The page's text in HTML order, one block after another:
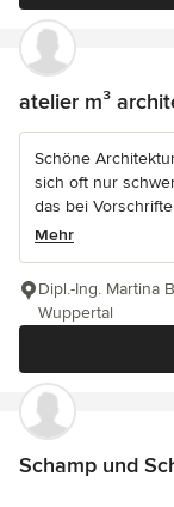
atelier m³
Schöne
sich oft nur
das bei
Mehr
Dipl.-Ing. Martina
Wuppertal
Schamp und